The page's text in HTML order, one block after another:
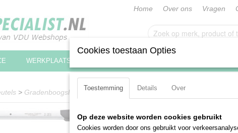
Home Over ons Vragen
WERKPLAATSINRICHTING
> Gradenboogsleutels>Stahlwille 730DR/20 (96501820)
Stahlwille
Cookies toestaan Opties
Toestemming Details Over
Op deze website worden cookies gebruikt
Cookies worden door ons gebruikt voor